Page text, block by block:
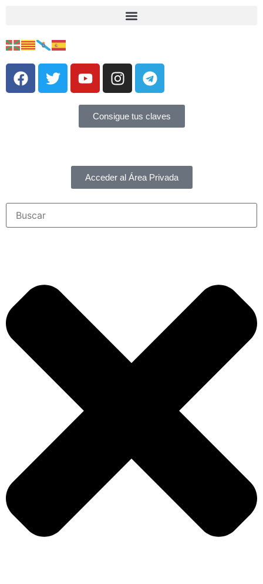
Consigue tus claves
Acceder al Área Privada